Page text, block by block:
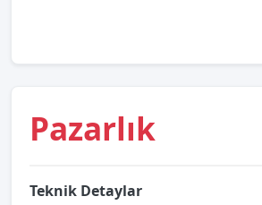
Pazarlık
Teknik Detaylar